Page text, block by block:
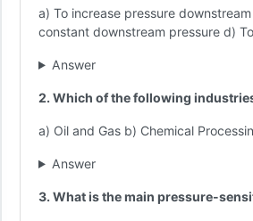
a) To increase pressure
constant downstream pressure d)
Answer
2. Which of the following
a) Oil and Gas b) Chemical
Answer
3. What is the main pressure-